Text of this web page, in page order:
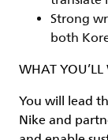
Strong
both
WHAT
You will lead
Nike and